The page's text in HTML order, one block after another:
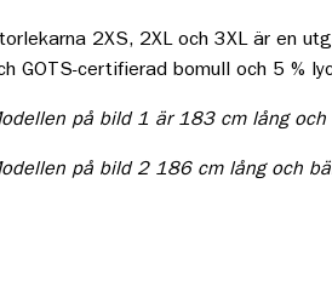
2XS, 2XL och 3XL är en
GOTS-certifierad bomull och 5 %
på bild 1 är 183 cm lång och
på bild 2 186 cmlång och